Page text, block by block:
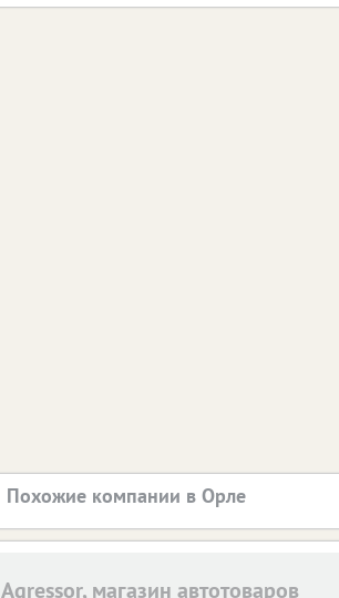
Похожие компании в Орле
Agressor, магазин автотоваров